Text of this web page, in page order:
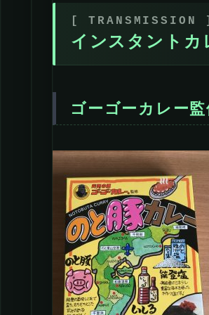
インスタントカ
ゴーゴーカレー